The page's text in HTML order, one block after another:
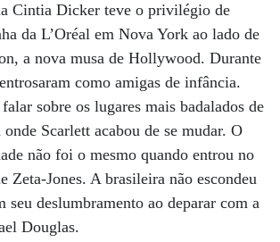
Cintia Dicker teve o privilégio de
da L’Oréal em Nova York ao lado de
a nova musa de Hollywood. Durante
como amigas de infância.
sobre os lugares mais badalados de
Scarlett acabou de se mudar. O
não foi o mesmo quando entrou no
Zeta-Jones. A brasileira não escondeu
seu deslumbramento ao deparar com a
Douglas.